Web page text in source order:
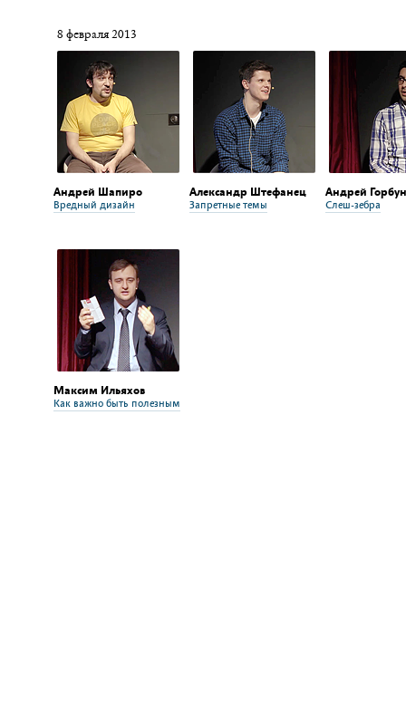
8 февраля 2013
Андрей Шапиро
Вредный дизайн
Александр Штефанец
Запретные темы
Андрей
Слеш-зебра
Максим Ильяхов
Как важно быть полезным